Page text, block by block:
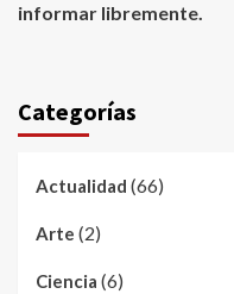
informar libremente.
Categorías
Actualidad (66)
Arte (2)
Ciencia (6)